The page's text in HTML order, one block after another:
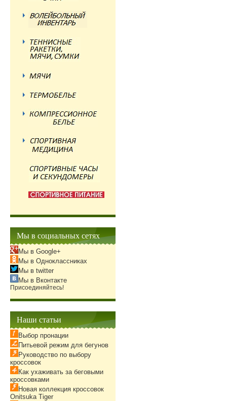
Мы в социальных сетях
Мы в Google+
Мы в Одноклассниках
Мы в twitter
Мы в Вконтакте
Присоединяйтесь!
Наши статьи
Выбор пронации
Питьевой режим для бегунов
Руководство по выбору
кроссовок
Как ухаживать за беговыми
кроссовками
Новая коллекция кроссовок
Onitsuka Tiger